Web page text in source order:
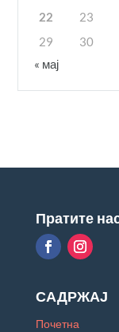
22
23
29
30
« мај
Пратите
САДРЖАЈ
Почетна